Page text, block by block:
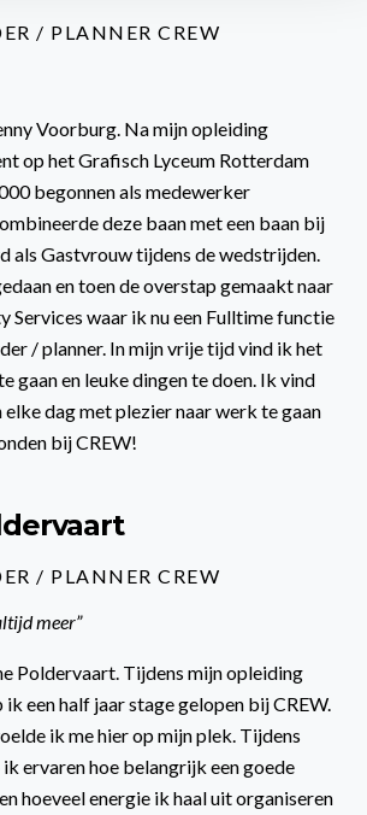
/ PLANNER CREW
Voorburg. Na mijn opleiding
op het Grafisch Lyceum Rotterdam
begonnen als medewerker
deze baan met een baan bij
als Gastvrouw tijdens de wedstrijden.
en toen de overstap gemaakt naar
Services waar ik nu een Fulltime functie
/ planner. In mijn vrije tijd vind ik het
gaan en leuke dingen te doen. Ik vind
dag met plezier naar werk te gaan
bij CREW!
/ PLANNER CREW
meer”
Poldervaart. Tijdens mijn opleiding
een half jaar stage gelopen bij CREW.
ik me hier op mijn plek. Tijdens
ervaren hoe belangrijk een goede
hoeveel energie ik haal uit organiseren